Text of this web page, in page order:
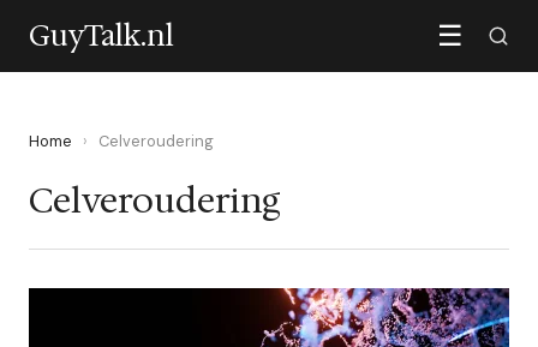
GuyTalk.nl ☰
Home › Celveroudering
Celveroudering